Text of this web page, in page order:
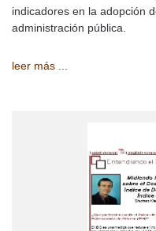
indicadores en la adopción
administración pública.
leer más ...